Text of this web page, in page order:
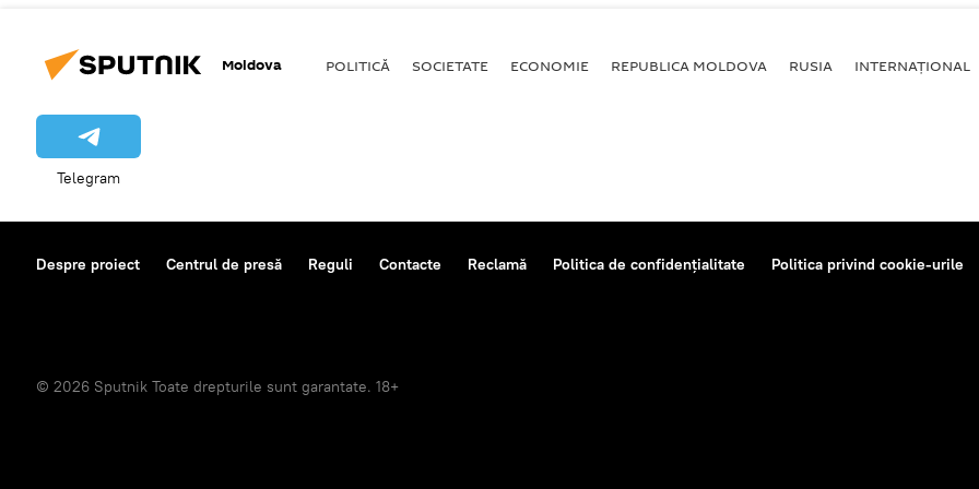
Moldova POLITICĂ SOCIETATE ECONOMIE REPUBLICA MOLDOVA RUSIA INTERNAȚIONAL
Telegram
Despre proiect Centrul de presă Reguli Contacte Reclamă Politica de confidențialitate Politica privind cookie-urile
© 2026 Sputnik Toate drepturile sunt garantate. 18+